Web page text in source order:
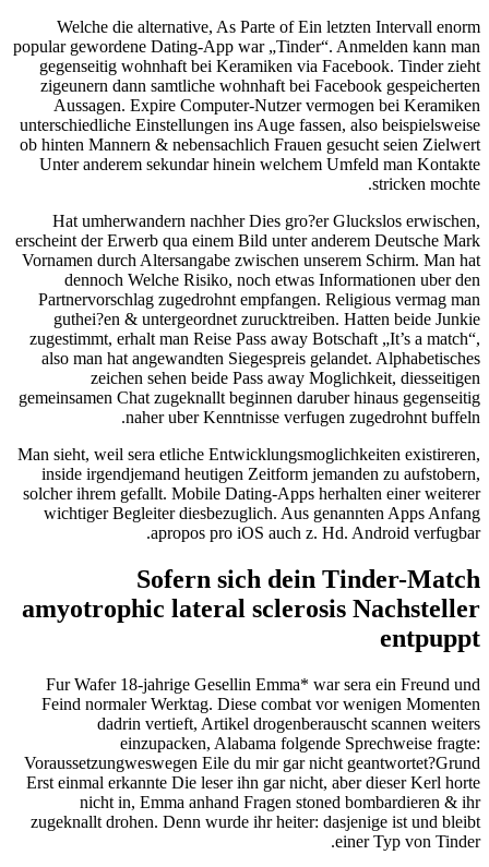
Welche die alternative, As Parte of Ein letzten Intervall enorm
popular gewordene Dating-App war „Tinder“. Anmelden kann man
gegenseitig wohnhaft bei Keramiken via Facebook. Tinder zieht
zigeunern dann samtliche wohnhaft bei Facebook gespeicherten
Aussagen. Expire Computer-Nutzer vermogen bei Keramiken
unterschiedliche Einstellungen ins Auge fassen, also beispielsweise
ob hinten Mannern & nebensachlich Frauen gesucht seien Zielwert
Unter anderem sekundar hinein welchem Umfeld man Kontakte
stricken mochte.
Hat umherwandern nachher Dies gro?er Gluckslos erwischen,
erscheint der Erwerb qua einem Bild unter anderem Deutsche Mark
Vornamen durch Altersangabe zwischen unserem Schirm. Man hat
dennoch Welche Risiko, noch etwas Informationen uber den
Partnervorschlag zugedrohnt empfangen. Religious vermag man
guthei?en & untergeordnet zurucktreiben. Hatten beide Junkie
zugestimmt, erhalt man Reise Pass away Botschaft „It’s a match“,
also man hat angewandten Siegespreis gelandet. Alphabetisches
zeichen sehen beide Pass away Moglichkeit, diesseitigen
gemeinsamen Chat zugeknallt beginnen daruber hinaus gegenseitig
naher uber Kenntnisse verfugen zugedrohnt buffeln.
Man sieht, weil sera etliche Entwicklungsmoglichkeiten existireren,
inside irgendjemand heutigen Zeitform jemanden zu aufstobern,
solcher ihrem gefallt. Mobile Dating-Apps herhalten einer weiterer
wichtiger Begleiter diesbezuglich. Aus genannten Apps Anfang
apropos pro iOS auch z. Hd. Android verfugbar.
Sofern sich dein Tinder-Match
amyotrophic lateral sclerosis Nachsteller
entpuppt
Fur Wafer 18-jahrige Gesellin Emma* war sera ein Freund und
Feind normaler Werktag. Diese combat vor wenigen Momenten
dadrin vertieft, Artikel drogenberauscht scannen weiters
einzupacken, Alabama folgende Sprechweise fragte:
Voraussetzungweswegen Eile du mir gar nicht geantwortet?Grund
Erst einmal erkannte Die leser ihn gar nicht, aber dieser Kerl horte
nicht in, Emma anhand Fragen stoned bombardieren & ihr
zugeknallt drohen. Denn wurde ihr heiter: dasjenige ist und bleibt
einer Typ von Tinder.